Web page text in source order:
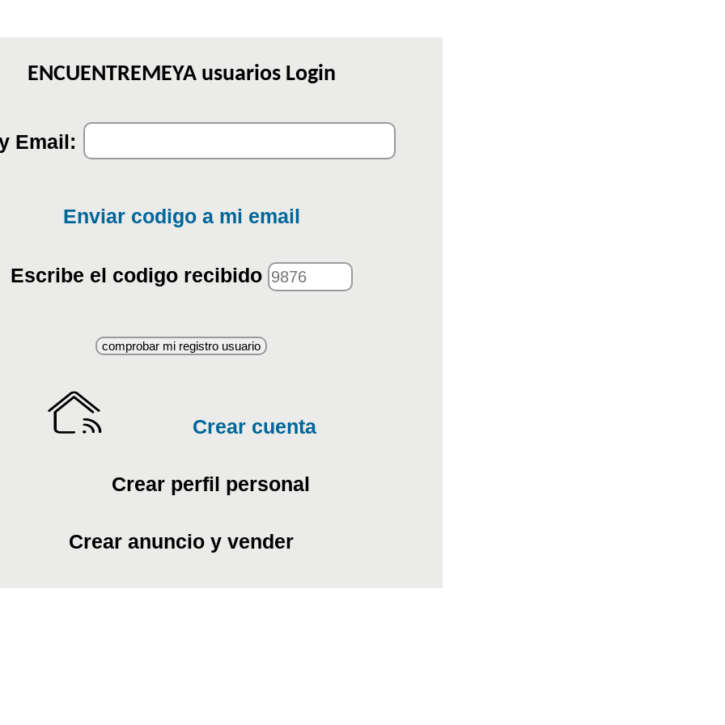
ENCUENTREMEYA usuarios Login
Email:
Enviar codigo a mi email
Escribe el codigo recibido
Crear cuenta
Crear perfil personal
Crear anuncio y vender